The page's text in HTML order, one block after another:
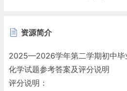
资源简介
2025—2026学年第二学期初中毕
化学试题参考答案及评分说明
评分说明：